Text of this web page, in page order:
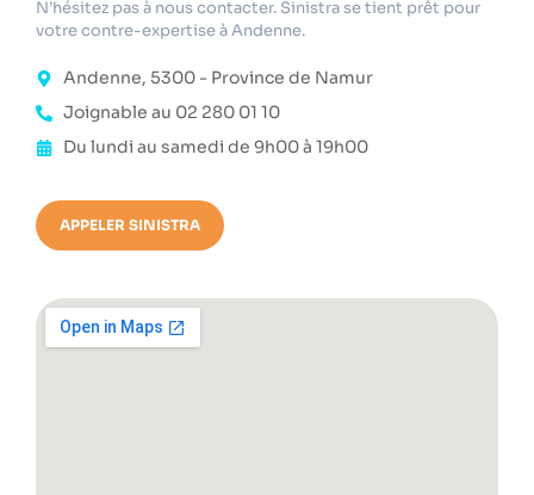
N’hésitez pas à nous contacter. Sinistra se tient prêt pour
votre contre-expertise à Andenne.
Andenne, 5300 - Province de Namur
Joignable au 02 280 01 10
Du lundi au samedi de 9h00 à 19h00
APPELER SINISTRA